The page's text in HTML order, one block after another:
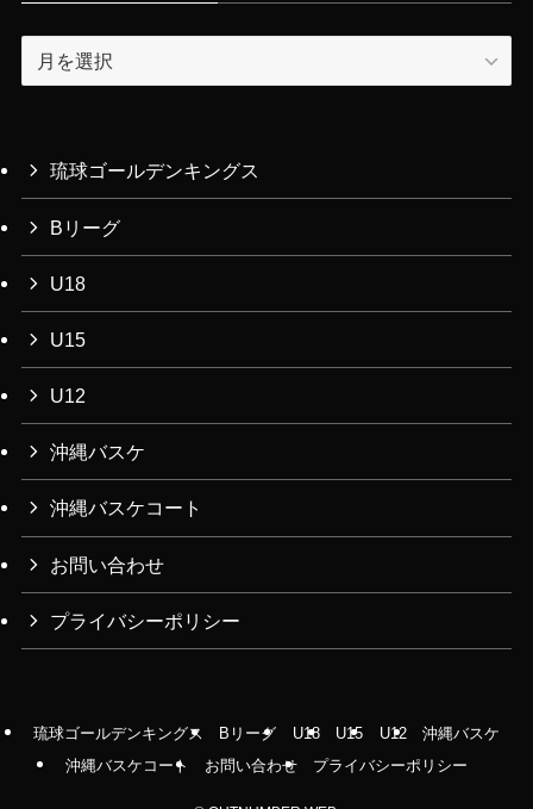
ー
ブ
琉球ゴールデンキングス
Bリーグ
U18
U15
U12
沖縄バスケ
沖縄バスケコート
お問い合わせ
プライバシーポリシー
琉球ゴールデンキングス Bリーグ U18 U15 U12
沖縄バスケ
沖縄バスケコート
お問い合わせ プライバシーポリシー